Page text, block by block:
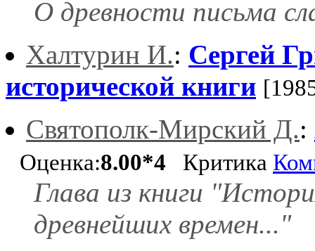
О древности письма
Халтурин И.: Сергей
исторической книги
Святополк-Мирский Д.:
Оценка:8.00*4 Критика
Глава из книги
древнейших времен..."